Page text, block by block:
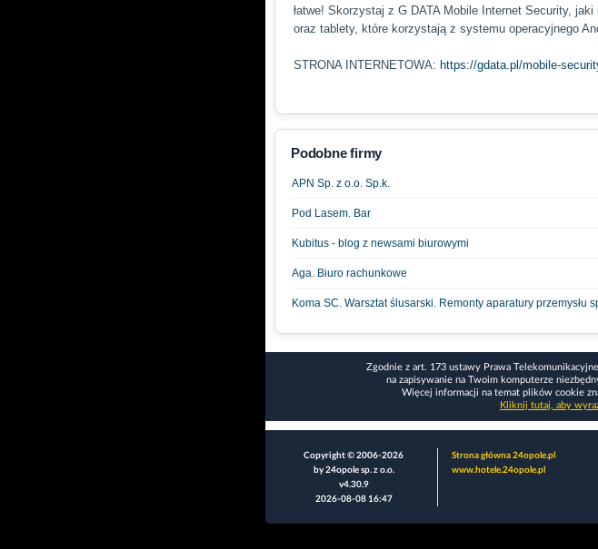
łatwe! Skorzystaj z G DATA Mobile Internet Security,
oraz tablety, które korzystają z systemu operacyjnego
STRONA INTERNETOWA: https://gdata.pl/mobile-
Podobne firmy
APN Sp. z o.o. Sp.k.
Pod Lasem. Bar
Kubitus - blog z newsami biurowymi
Aga. Biuro rachunkowe
Koma SC. Warsztat ślusarski. Remonty aparatury przemysłu
Zgodnie z art. 173 ustawy Prawa
na zapisywanie na Twoim komputerze
Więcej informacji na temat plików cookie
Kliknij tutaj, aby
Copyright © 2006-2026
by 24opole sp. z o.o.
v4.30.9
2026-08-08 16:47
Strona główna 24opole.pl
www.hotele.24opole.pl